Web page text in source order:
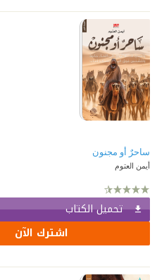
ساحرٌ أو مجنون
أيمن العتوم
تحميل الكتاب
اشترك الآن